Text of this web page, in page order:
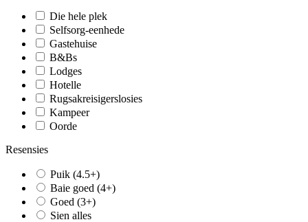
Die hele plek
Selfsorg-eenhede
Gastehuise
B&Bs
Lodges
Hotelle
Rugsakreisigerslosies
Kampeer
Oorde
Resensies
Puik (4.5+)
Baie goed (4+)
Goed (3+)
Sien alles